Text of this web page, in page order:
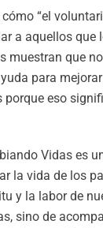
“el
a aquellos que
muestran que
para
porque eso
Vidas es
la vida de los
y la labor de
sino de